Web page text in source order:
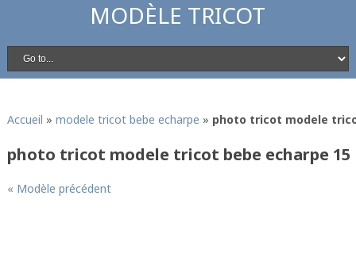
MODÈLE TRICOT
Accueil » modele tricot bebe echarpe » photo tricot modele
photo tricot modele tricot bebe echarpe 15
« Modèle précédent